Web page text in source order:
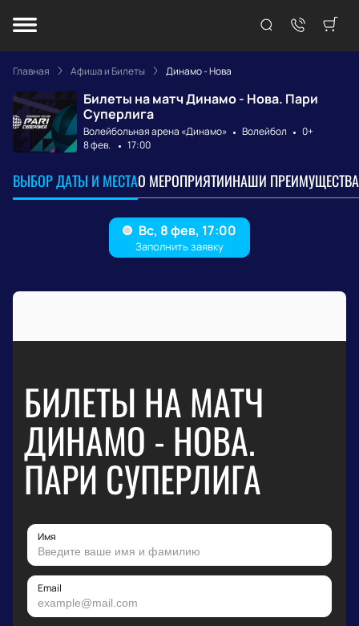
Главная Афиша и Билеты Динамо - Нова
Билеты на матч Динамо - Нова. Пари
Суперлига
Волейбольная арена «Динамо» Волейбол
0+
8 фев.
17:00
ВЫБОР ДАТЫ И МЕСТАО МЕРОПРИЯТИИНАШИ ПРЕИМУЩЕСТВА
БИЛЕТЫ НА МАТЧ
ДИНАМО - НОВА.
ПАРИ СУПЕРЛИГА
Имя
Email